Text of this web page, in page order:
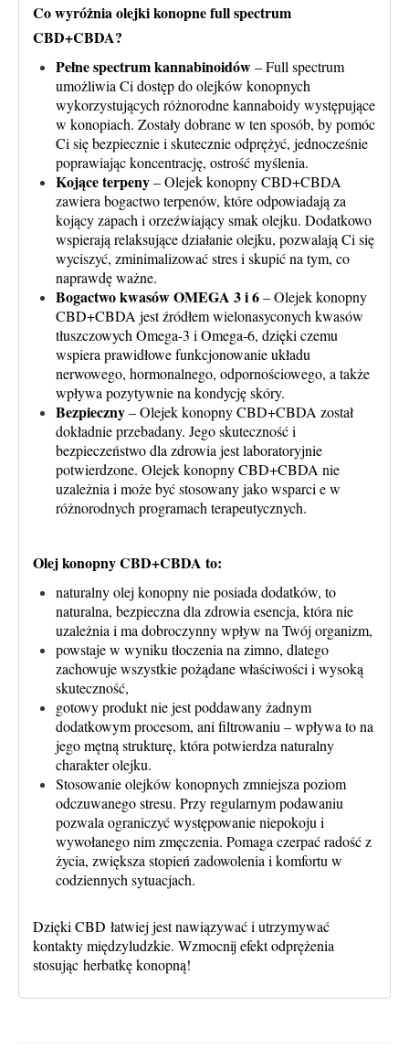
Co wyróżnia olejki konopne full spectrum
CBD+CBDA?
Pełne spectrum kannabinoidów– Full spectrum
umożliwia Ci dostęp do olejków konopnych
wykorzystujących różnorodne kannaboidy występujące
w konopiach. Zostały dobrane w ten sposób, by pomóc
Ci się bezpiecznie i skutecznie odprężyć, jednocześnie
poprawiając koncentrację, ostrość myślenia.
Kojące terpeny– Olejek konopny CBD+CBDA
zawiera bogactwo terpenów, które odpowiadają za
kojący zapach i orzeźwiający smak olejku. Dodatkowo
wspierają relaksujące działanie olejku, pozwalają Ci się
wyciszyć, zminimalizować stres i skupić na tym, co
naprawdę ważne.
Bogactwo kwasów OMEGA 3 i 6– Olejek konopny
CBD+CBDA jest źródłem wielonasyconych kwasów
tłuszczowych Omega-3 i Omega-6, dzięki czemu
wspiera prawidłowe funkcjonowanie układu
nerwowego, hormonalnego, odpornościowego, a także
wpływa pozytywnie na kondycję skóry.
Bezpieczny– Olejek konopny CBD+CBDA został
dokładnie przebadany. Jego skuteczność i
bezpieczeństwo dla zdrowia jest laboratoryjnie
potwierdzone. Olejek konopny CBD+CBDA nie
uzależnia i może być stosowany jako wsparci e w
różnorodnych programach terapeutycznych.
Olej konopny CBD+CBDA to:
naturalny olej konopny nie posiada dodatków, to
naturalna, bezpieczna dla zdrowia esencja, która nie
uzależnia i ma dobroczynny wpływ na Twój organizm,
powstaje w wyniku tłoczenia na zimno, dlatego
zachowuje wszystkie pożądane właściwości i wysoką
skuteczność,
gotowy produkt nie jest poddawany żadnym
dodatkowym procesom, ani filtrowaniu – wpływa to na
jego mętną strukturę, która potwierdza naturalny
charakter olejku.
Stosowanie olejków konopnych zmniejsza poziom
odczuwanego stresu. Przy regularnym podawaniu
pozwala ograniczyć występowanie niepokoju i
wywołanego nim zmęczenia. Pomaga czerpać radość z
życia, zwiększa stopień zadowolenia i komfortu w
codziennych sytuacjach.
Dzięki CBD łatwiej jest nawiązywać i utrzymywać
kontakty międzyludzkie. Wzmocnij efekt odprężenia
stosując herbatkę konopną!